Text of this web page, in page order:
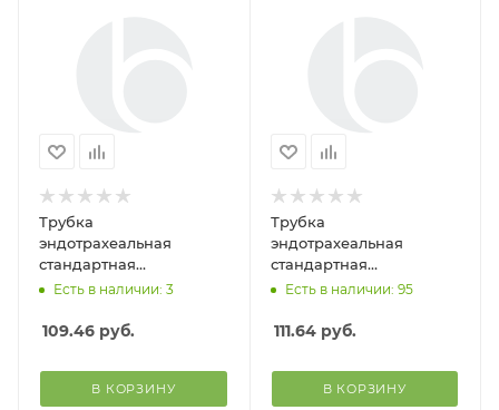
Трубка
эндотрахеальная
стандартная
одноразового исп. с
Healthcare)
Есть в наличии: 3
109.46 руб.
В КОРЗИНУ
Трубка
эндотрахеальная
стандартная
одноразового исп. с
Healthcare)
Есть в наличии: 95
111.64руб.
В КОРЗИНУ